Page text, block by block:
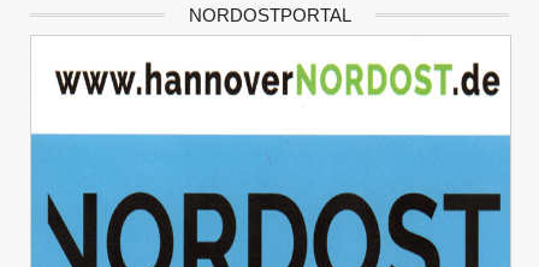
NORDOSTPORTAL